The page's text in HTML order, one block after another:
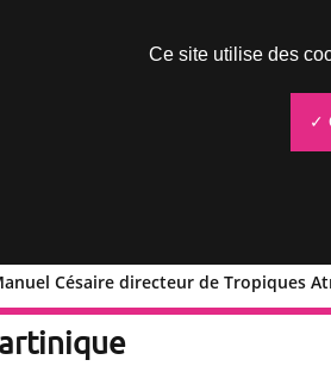
Césaire directeur de Tropiques
directeur de
Ce site utilise des
✓